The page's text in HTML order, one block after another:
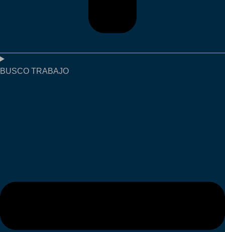
BUSCO TRABAJO